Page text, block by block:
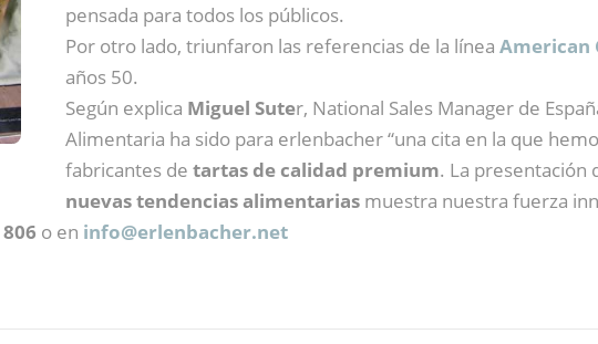
pensada para todos los públicos.
Por otro lado, triunfaron las referencias de la línea American
años 50.
Según explica Miguel Suter, National Sales Manager de
Alimentaria ha sido para erlenbacher “una cita en la que
fabricantes de tartas de calidad premium. La presentación
nuevas tendencias alimentarias muestra nuestra fuerza
o en info@erlenbacher.net